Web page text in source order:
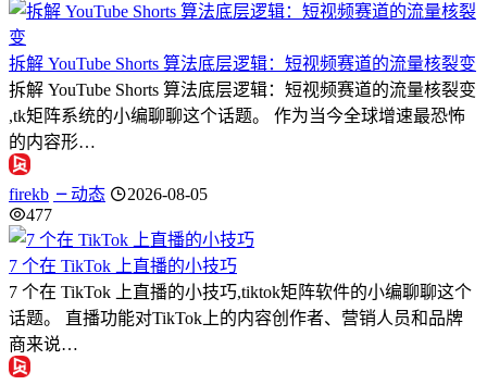
拆解 YouTube Shorts 算法底层逻辑：短视频赛道的流量核裂变
拆解 YouTube Shorts 算法底层逻辑：短视频赛道的流量核裂变
,tk矩阵系统的小编聊聊这个话题。 作为当今全球增速最恐怖
的内容形…
firekb 动态
2026-08-05
477
7 个在 TikTok 上直播的小技巧
7 个在 TikTok 上直播的小技巧,tiktok矩阵软件的小编聊聊这个
话题。 直播功能对TikTok上的内容创作者、营销人员和品牌
商来说…